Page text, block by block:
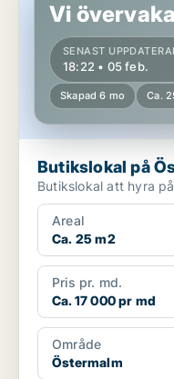
Vi
SENAST
18:22 • 05 feb.
Skapad 6 mo Ca.
Butikslokal på
Butikslokal att hyra
Areal
Ca. 25 m2
Pris pr. md.
Ca. 17 000 pr md
Område
Östermalm